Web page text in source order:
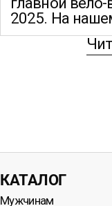
2025. На
КАТАЛОГ
Мужчинам